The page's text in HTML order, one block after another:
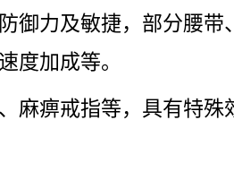
御力及敏捷，部分腰带
度加成等。
麻痹戒指等，具有特殊